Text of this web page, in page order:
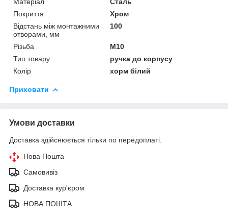
Покриття
Хром
Відстань між монтажними
отворами, мм
100
Різьба
М10
Тип товару
ручка до корпусу
Колір
хорм білий
Приховати
Умови доставки
Доставка здійснюється тільки по передоплаті.
Нова Пошта
Самовивіз
Доставка кур'єром
НОВА ПОШТА